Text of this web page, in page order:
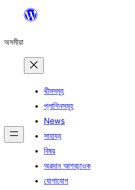
বিষয়বস্তুলৈ
অসমীয়া
থীমসমূহ
প্লাগিনসমূহ
News
সাহায্য
বিষয়
অৱদান আগবঢ়াওক
যোগাযোগ